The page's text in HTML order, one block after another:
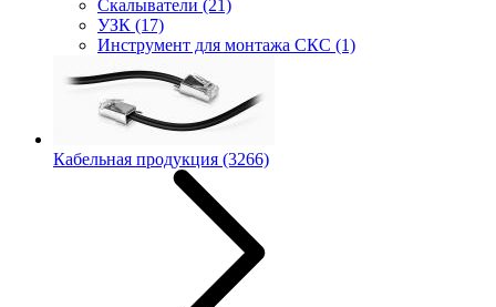
Скалыватели (21)
УЗК (17)
Инструмент для монтажа СКС (1)
Кабельная продукция (3266)